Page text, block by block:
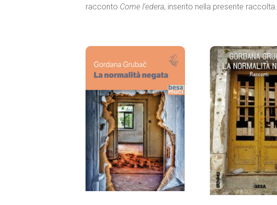
racconto Come l’edera, inserito nella presente raccolta.